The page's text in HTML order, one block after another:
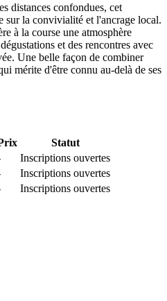
distances confondues, cet
sur la convivialité et l'ancrage local.
à la course une atmosphère
et des rencontres avec
Une belle façon de combiner
mérite d'être connu au-delà de ses
Statut
Inscriptions ouvertes
Inscriptions ouvertes
Inscriptions ouvertes